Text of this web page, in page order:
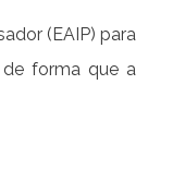
(EAIP) para
de forma que a